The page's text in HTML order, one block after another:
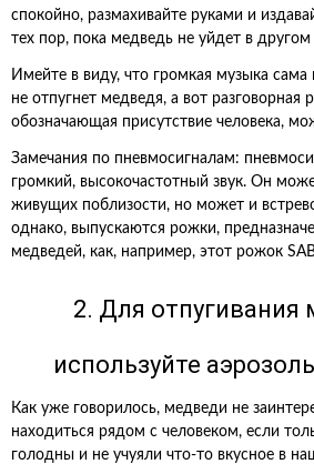
спокойно, размахивайте руками и
тех пор, пока медведь не уйдет в другом
Имейте в виду, что громкая музыка сама
не отпугнет медведя, а вот разговорная
обозначающая присутствие человека,
Замечания по пневмосигналам:
громкий, высокочастотный звук. Он
живущих поблизости, но может и
однако, выпускаются рожки,
медведей, как, например, этот рожок
2. Для отпугивания
используйте
Как уже говорилось, медведи не
находиться рядом с человеком, если
голодны и не учуяли что-то вкусное в